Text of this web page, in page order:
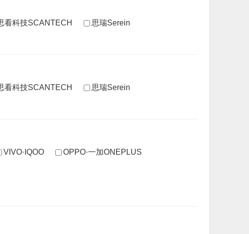
看科技SCANTECH
思瑞Serein
看科技SCANTECH
思瑞Serein
VIVO·IQOO
OPPO·一加ONEPLUS